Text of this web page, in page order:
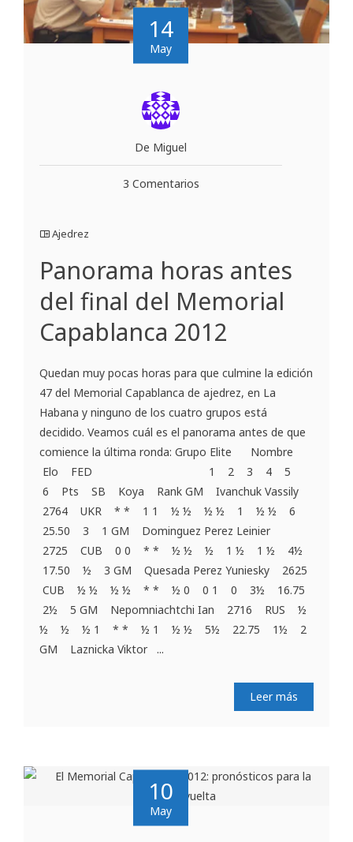
14
May
De Miguel
3 Comentarios
Ajedrez
Panorama horas antes
del final del Memorial
Capablanca 2012
Quedan muy pocas horas para que culmine la edición
47 del Memorial Capablanca de ajedrez, en La
Habana y ninguno de los cuatro grupos está
decidido. Veamos cuál es el panorama antes de que
comience la última ronda: Grupo Elite Nombre
Elo FED 1 2 3 4 5
6 Pts SB Koya Rank GM Ivanchuk Vassily
2764 UKR * * 1 1 ½ ½ ½ ½ 1 ½ ½ 6
25.50 3 1 GM Dominguez Perez Leinier
2725 CUB 0 0 * * ½ ½ ½ 1 ½ 1 ½ 4½
17.50 ½ 3 GM Quesada Perez Yuniesky 2625
CUB ½ ½ ½ ½ * * ½ 0 0 1 0 3½ 16.75
2½ 5 GM Nepomniachtchi Ian 2716 RUS ½
½ ½ ½ 1 * * ½ 1 ½ ½ 5½ 22.75 1½ 2
GM Laznicka Viktor ...
Leer más
10
May